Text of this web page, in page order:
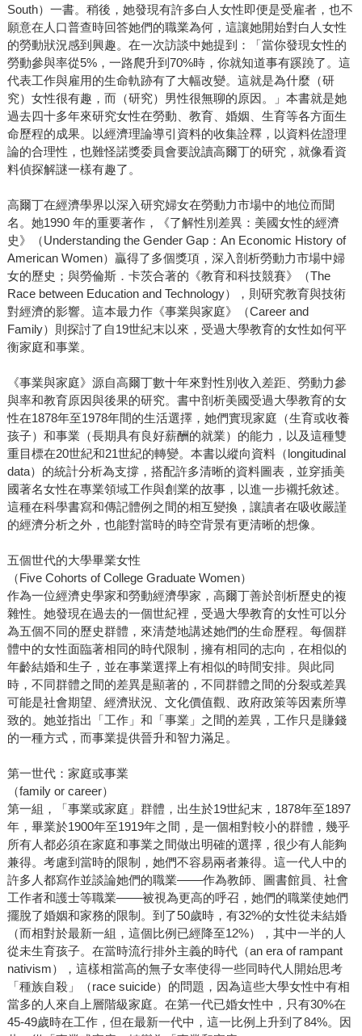
South）一書。稍後，她發現有許多白人女性即便是受雇者，也不
願意在人口普查時回答她們的職業為何，這讓她開始對白人女性
的勞動狀況感到興趣。在一次訪談中她提到：「當你發現女性的
勞動參與率從5%，一路爬升到70%時，你就知道事有蹊蹺了。這
代表工作與雇用的生命軌跡有了大幅改變。這就是為什麼（研
究）女性很有趣，而（研究）男性很無聊的原因。」本書就是她
過去四十多年來研究女性在勞動、教育、婚姻、生育等各方面生
命歷程的成果。以經濟理論導引資料的收集詮釋，以資料佐證理
論的合理性，也難怪諾獎委員會要說讀高爾丁的研究，就像看資
料偵探解謎一樣有趣了。
高爾丁在經濟學界以深入研究婦女在勞動力市場中的地位而聞
名。她1990 年的重要著作，《了解性別差異：美國女性的經濟
史》（Understanding the Gender Gap：An Economic History of
American Women）贏得了多個獎項，深入剖析勞動力市場中婦
女的歷史；與勞倫斯．卡茨合著的《教育和科技競賽》（The
Race between Education and Technology），則研究教育與技術
對經濟的影響。這本最力作《事業與家庭》（Career and
Family）則探討了自19世紀末以來，受過大學教育的女性如何平
衡家庭和事業。
《事業與家庭》源自高爾丁數十年來對性別收入差距、勞動力參
與率和教育原因與後果的研究。書中剖析美國受過大學教育的女
性在1878年至1978年間的生活選擇，她們實現家庭（生育或收養
孩子）和事業（長期具有良好薪酬的就業）的能力，以及這種雙
重目標在20世紀和21世紀的轉變。本書以縱向資料（longitudinal
data）的統計分析為支撐，搭配許多清晰的資料圖表，並穿插美
國著名女性在專業領域工作與創業的故事，以進一步襯托敘述。
這種在科學書寫和傳記體例之間的相互變換，讓讀者在吸收嚴謹
的經濟分析之外，也能對當時的時空背景有更清晰的想像。
五個世代的大學畢業女性
（Five Cohorts of College Graduate Women）
作為一位經濟史學家和勞動經濟學家，高爾丁善於剖析歷史的複
雜性。她發現在過去的一個世紀裡，受過大學教育的女性可以分
為五個不同的歷史群體，來清楚地講述她們的生命歷程。每個群
體中的女性面臨著相同的時代限制，擁有相同的志向，在相似的
年齡結婚和生子，並在事業選擇上有相似的時間安排。與此同
時，不同群體之間的差異是顯著的，不同群體之間的分裂或差異
可能是社會期望、經濟狀況、文化價值觀、政府政策等因素所導
致的。她並指出「工作」和「事業」之間的差異，工作只是賺錢
的一種方式，而事業提供晉升和智力滿足。
第一世代：家庭或事業
（family or career）
第一組，「事業或家庭」群體，出生於19世紀末，1878年至1897
年，畢業於1900年至1919年之間，是一個相對較小的群體，幾乎
所有人都必須在家庭和事業之間做出明確的選擇，很少有人能夠
兼得。考慮到當時的限制，她們不容易兩者兼得。這一代人中的
許多人都寫作並談論她們的職業––––作為教師、圖書館員、社會
工作者和護士等職業––––被視為更高的呼召，她們的職業使她們
擺脫了婚姻和家務的限制。到了50歲時，有32%的女性從未結婚
（而相對於最新一組，這個比例已經降至12%），其中一半的人
從未生育孩子。在當時流行排外主義的時代（an era of rampant
nativism），這樣相當高的無子女率使得一些同時代人開始思考
「種族自殺」（race suicide）的問題，因為這些大學女性中有相
當多的人來自上層階級家庭。在第一代已婚女性中，只有30%在
45-49歲時在工作，但在最新一代中，這一比例上升到了84%。因